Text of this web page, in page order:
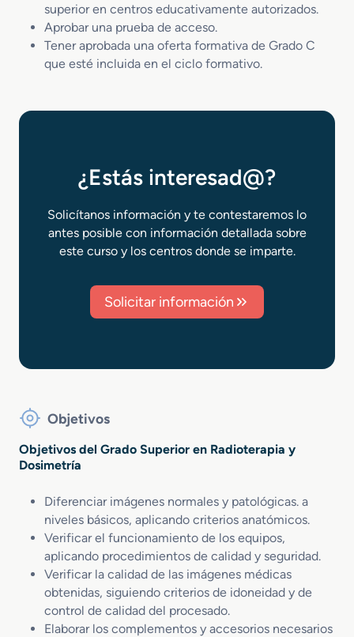
superior en centros educativamente autorizados.
Aprobar una prueba de acceso.
Tener aprobada una oferta formativa de Grado C
que esté incluida en el ciclo formativo.
¿Estás interesad@?
Solicítanos información y te contestaremos lo
antes posible con información detallada sobre
este curso y los centros donde se imparte.
Solicitar información
Objetivos
Objetivos del Grado Superior en Radioterapia y
Dosimetría
Diferenciar imágenes normales y patológicas. a
niveles básicos, aplicando criterios anatómicos.
Verificar el funcionamiento de los equipos,
aplicando procedimientos de calidad y seguridad.
Verificar la calidad de las imágenes médicas
obtenidas, siguiendo criterios de idoneidad y de
control de calidad del procesado.
Elaborar los complementos y accesorios necesarios